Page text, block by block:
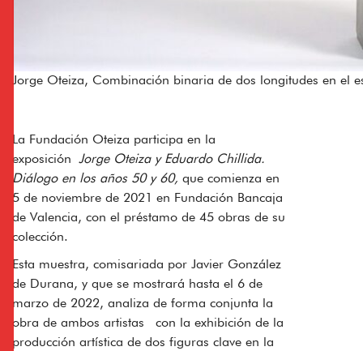
Jorge Oteiza, Combinación binaria de dos longitudes en el
La Fundación Oteiza participa en la
exposición Jorge Oteiza y Eduardo Chillida.
Diálogo en los años 50 y 60, que comienza en
5 de noviembre de 2021 en Fundación Bancaja
de Valencia, con el préstamo de 45 obras de su
colección.
Esta muestra, comisariada por Javier González
de Durana, y que se mostrará hasta el 6 de
marzo de 2022, analiza de forma conjunta la
obra de ambos artistas con la exhibición de la
producción artística de dos figuras clave en la